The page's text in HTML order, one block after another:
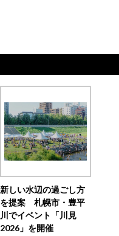
新しい水辺の過ごし方
を提案 札幌市・豊平
川でイベント「川見
2026」を開催